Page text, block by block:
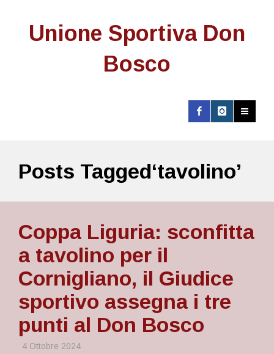
Unione Sportiva Don
Bosco
Posts Tagged‘tavolino’
Coppa Liguria: sconfitta
a tavolino per il
Cornigliano, il Giudice
sportivo assegna i tre
punti al Don Bosco
4 Ottobre 2024